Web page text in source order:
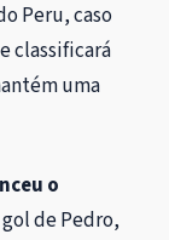
Peru, caso
classificará
uma
o
gol de Pedro,